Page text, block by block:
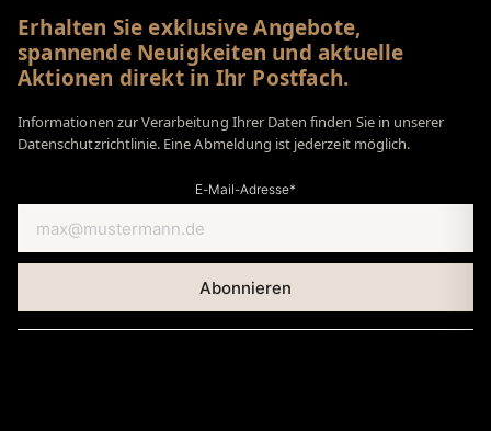
Erhalten Sie exklusive Angebote,
spannende Neuigkeiten und aktuelle
Aktionen direkt in Ihr Postfach.
Informationen zur Verarbeitung Ihrer Daten finden Sie in unserer
Datenschutzrichtlinie. Eine Abmeldung ist jederzeit möglich.
E-Mail-Adresse*